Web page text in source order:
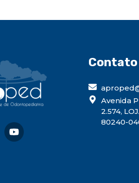
Contato
Avenida
2.574,
80240-